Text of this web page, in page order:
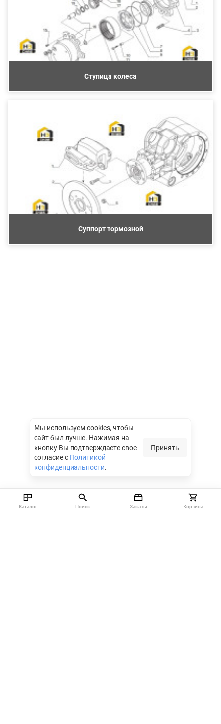
Ступица колеса
Суппорт тормозной
Мы используем cookies, чтобы
сайт был лучше. Нажимая на
кнопку Вы подтверждаете свое
согласие с Политикой
конфиденциальности.
Принять
Каталог Поиск Заказы Корзина